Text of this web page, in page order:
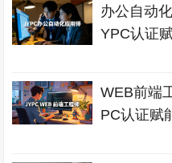
办公自动
YPC认证
WEB前端
PC认证赋